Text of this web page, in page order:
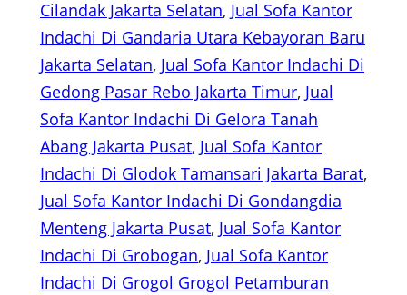
Cilandak Jakarta Selatan, Jual Sofa Kantor
Indachi Di Gandaria Utara Kebayoran Baru
Jakarta Selatan, Jual Sofa Kantor Indachi Di
Gedong Pasar Rebo Jakarta Timur, Jual
Sofa Kantor Indachi Di Gelora Tanah
Abang Jakarta Pusat, Jual Sofa Kantor
Indachi Di Glodok Tamansari Jakarta Barat
Jual Sofa Kantor Indachi Di Gondangdia
Menteng Jakarta Pusat, Jual Sofa Kantor
Indachi Di Grobogan, Jual Sofa Kantor
Indachi Di Grogol Grogol Petamburan